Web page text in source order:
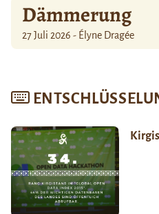
Dämmerung
27 Juli 2026 - Élyne Dragée